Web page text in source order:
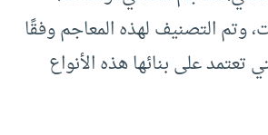
وتم التصنيف لهذه المعاجم وفقًا
تعتمد على بنائها هذه الأنواع